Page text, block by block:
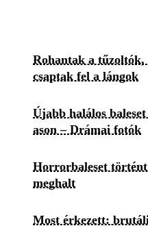
Rohantak a tűzoltók,
csaptak fel a lángok
Újabb halálos
ason – Drámai fotók
Horrorbaleset
meghalt
Most érkezett: